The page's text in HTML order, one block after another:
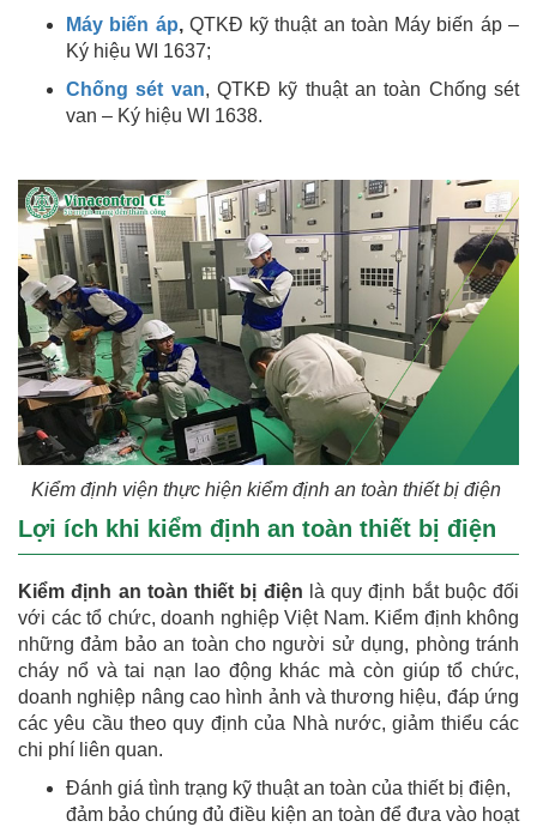
Máy biến áp,QTKĐ kỹ thuật an toàn Máy biến áp –
Ký hiệu WI 1637;
Chống sét van, QTKĐ kỹ thuật an toàn Chống sét
van – Ký hiệu WI 1638.
Kiểm định viện thực hiện kiểm định an toàn thiết bị điện
Lợi ích khi kiểm định an toàn thiết bị điện
Kiểm định an toàn thiết bị điện là quy định bắt buộc đối
với các tổ chức, doanh nghiệp Việt Nam. Kiểm định không
những đảm bảo an toàn cho người sử dụng, phòng tránh
cháy nổ và tai nạn lao động khác mà còn giúp tổ chức,
doanh nghiệp nâng cao hình ảnh và thương hiệu, đáp ứng
các yêu cầu theo quy định của Nhà nước, giảm thiểu các
chi phí liên quan.
Đánh giá tình trạng kỹ thuật an toàn của thiết bị điện,
đảm bảo chúng đủ điều kiện an toàn để đưa vào hoạt